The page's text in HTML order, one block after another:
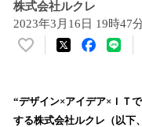
株式会社ルクレ
2023年3月16日 19時47
い
！
数
“デザイン×アイデア×ＩＴ
する株式会社ルクレ（以下